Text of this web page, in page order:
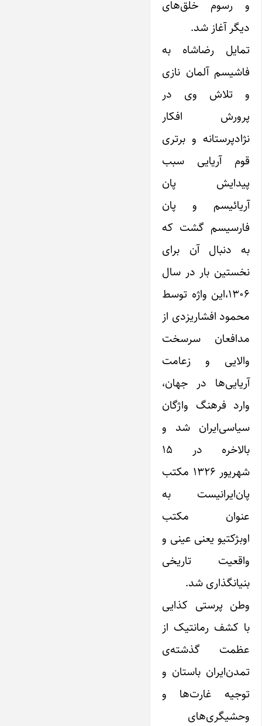
و رسوم خلق‌های
دیگر آغاز شد.
تمایل رضاشاه به
فاشیسم آلمان نازی
و تلاش وی در
پرورش افکار
نژادپرستانه و برتری
قوم آریایی سبب
پیدایش پان
آریائیسم و پان
فارسیسم گشت که
به دنبال آن برای
نخستین بار در سال
۱۳۰۶،‌این واژه توسط
محمود افشار‌یزدی از
مدافعان سرسخت
والایی و زعامت
آریایی‌ها در جهان،
وارد فرهنگ واژگان
سیاسی‌ایران شد و
بالاخره در ۱۵
شهریور ۱۳۲۶ مکتب
پان‌ایرانیست به
عنوان مکتب
اوبژکتیو‌ یعنی عینی و
واقعیت تاریخی
بنیانگذاری شد.
وطن پرستی کذایی
با کشف رمانتیک از
عظمت گذشته‌ی
تمدن‌ایران باستان و
توجیه غارت‌ها و
وحشیگری‌های